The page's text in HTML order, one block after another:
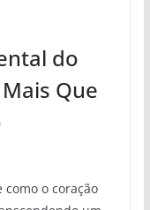
do
Que
o coração